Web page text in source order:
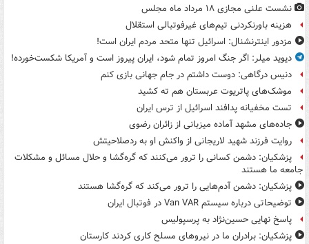
نشست علنی مجازی ۱۸ مرداد ماه مجلس
هزینه باورنکردنی تیم‌های غیرفوتبالی استقلال
مزدور اینترنشنال: اسرائیل تنها متحد مردم ایران است!
دیوید میلر: اگر جنگ امروز تمام شود، ایران پیروز است و آمریکا شکست‌خورده!
دنیس درگاهی: دوست داشتم در جام جهانی بازی کنم
موشک‌های پاتریوت عربستان هم ته‌ کشید
تست مخفیانه پدافند اسرائیل از ترس ایران
جاده‌های مشهد آماده میزبانی از زائران رضوی
روایت فرزند شهید لاریجانی از واکنش او به ردصلاحیتش
پزشکیان: دشمن کسانی را ترور می‌کنند که گره‌گشا و حلال مسائل و مشکلات
جامعه ما هستند
پزشکیان: دشمن آدم‌هایی را ترور می‌کند که گره‌گشا هستند
توضیحاتی درباره سیستم Van VAR در فوتبال ایران
پاسخ نهایی حسین‌نژاد به پرسپولیس
پزشکیان: برادران ما در نیروهای مسلح کاری کردند کارستان